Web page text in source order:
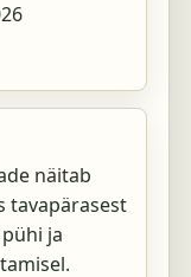
näitab
tavapärasest
ja